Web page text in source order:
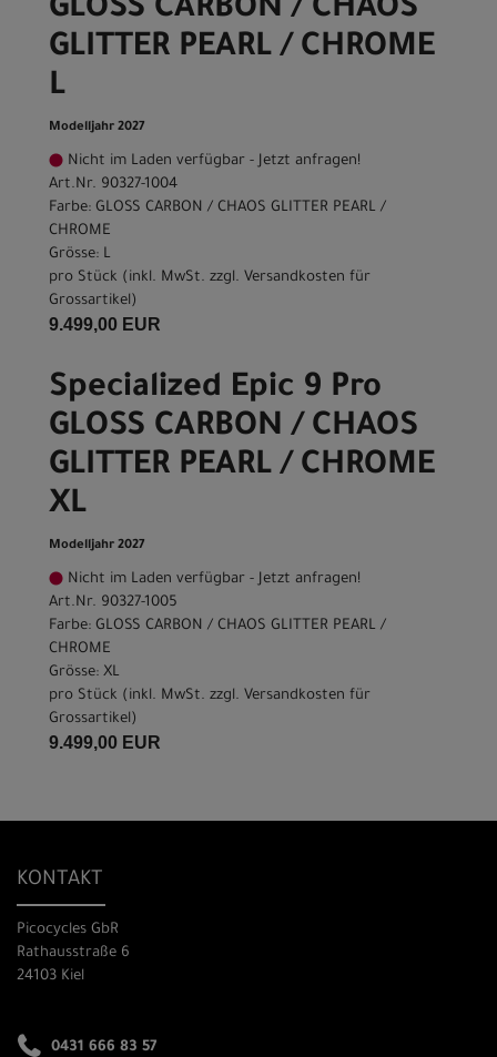
GLOSS CARBON / CHAOS
GLITTER PEARL / CHROME
L
Modelljahr 2027
Nicht im Laden verfügbar - Jetzt anfragen!
Art.Nr. 90327-1004
Farbe: GLOSS CARBON / CHAOS GLITTER PEARL /
CHROME
Grösse: L
pro Stück (inkl. MwSt. zzgl. Versandkosten für
Grossartikel)
9.499,00 EUR
Specialized Epic 9 Pro
GLOSS CARBON / CHAOS
GLITTER PEARL / CHROME
XL
Modelljahr 2027
Nicht im Laden verfügbar - Jetzt anfragen!
Art.Nr. 90327-1005
Farbe: GLOSS CARBON / CHAOS GLITTER PEARL /
CHROME
Grösse: XL
pro Stück (inkl. MwSt. zzgl. Versandkosten für
Grossartikel)
9.499,00 EUR
KONTAKT
Picocycles GbR
Rathausstraße 6
24103 Kiel
0431 666 83 57